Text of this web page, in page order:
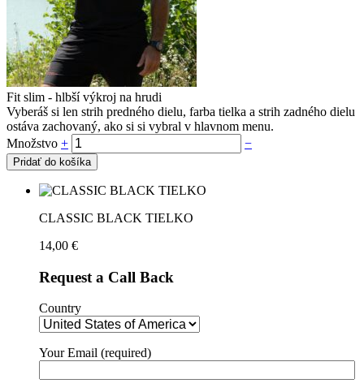
Fit slim - hlbší výkroj na hrudi
Vyberáš si len strih predného dielu, farba tielka a strih zadného dielu
ostáva zachovaný, ako si si vybral v hlavnom menu.
Množstvo + −
Pridať do košíka
CLASSIC BLACK TIELKO
14,00 €
Request a Call Back
Country
Your Email (required)